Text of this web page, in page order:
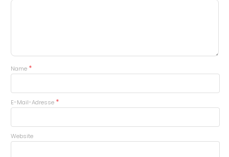
Name *
E-Mail-Adresse *
Website